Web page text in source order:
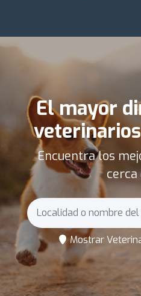
El mayor
Encuentra los
cerca
Mostrar